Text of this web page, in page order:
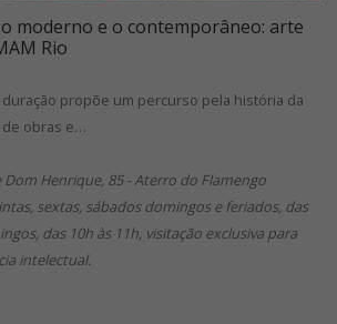
moderno e o contemporâneo: arte
Rio
propõe um percurso pela história da
de obras e…
Henrique, 85 - Aterro do Flamengo
sextas, sábados domingos e feriados, das
das 10h às 11h, visitação exclusiva para
intelectual.